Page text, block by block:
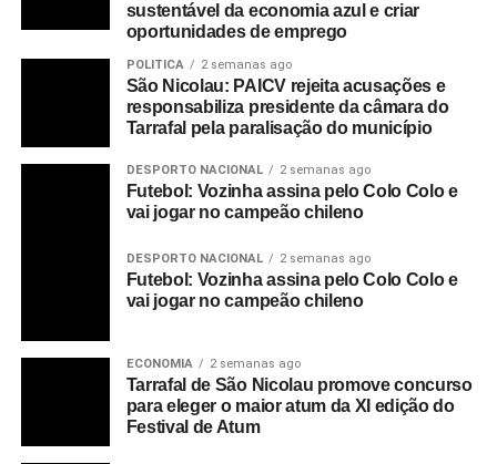
sustentável da economia azul e criar
oportunidades de emprego
POLITICA 2 semanas ago
São Nicolau: PAICV rejeita acusações e
responsabiliza presidente da câmara do
Tarrafal pela paralisação do município
DESPORTO NACIONAL 2 semanas ago
Futebol: Vozinha assina pelo Colo Colo e
vai jogar no campeão chileno
DESPORTO NACIONAL 2 semanas ago
Futebol: Vozinha assina pelo Colo Colo e
vai jogar no campeão chileno
ECONOMIA 2 semanas ago
Tarrafal de São Nicolau promove concurso
para eleger o maior atum da XI edição do
Festival de Atum